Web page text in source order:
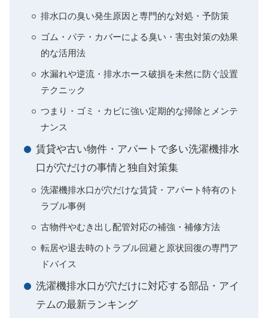
排水口の臭い発生原因と専門的な対処・予防策
ゴム・パテ・カバーによる臭い・害虫対策の効果
的な活用法
水漏れや逆流・排水ホース破損を未然に防ぐ設置
テクニック
つまり・ゴミ・カビに強い定期的な掃除とメンテ
ナンス
賃貸や古い物件・アパートで多い洗濯機排水
口が穴だけの事情と独自対策集
洗濯機排水口が穴だけな賃貸・アパート特有のト
ラブル事例
古物件やむき出し配管対応の補強・補修方法
転居や退去時のトラブル回避と原状回復の専門ア
ドバイス
洗濯機排水口が穴だけに対応する部品・アイ
テムの最新ランキング